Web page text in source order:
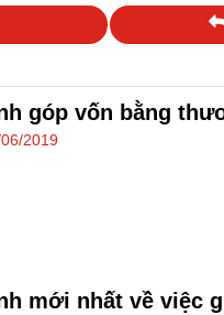
góp vốn bằng
2019
mới nhất về việc